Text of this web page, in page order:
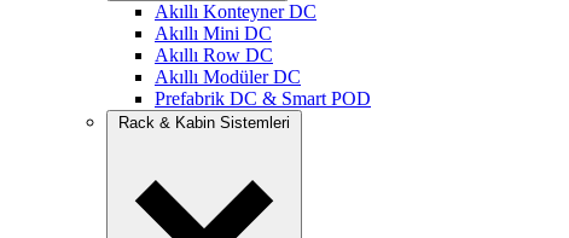
Akıllı Konteyner DC
Akıllı Mini DC
Akıllı Row DC
Akıllı Modüler DC
Prefabrik DC & Smart POD
Rack & Kabin Sistemleri